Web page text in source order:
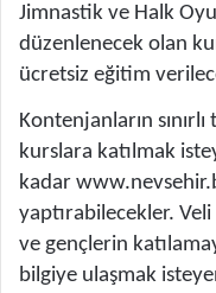
Jimnastik ve Halk
düzenlenecek olan
ücretsiz eğitim
Kontenjanların
kurslara katılmak
kadar
yaptırabilecekler.
ve gençlerin
bilgiye ulaşmak